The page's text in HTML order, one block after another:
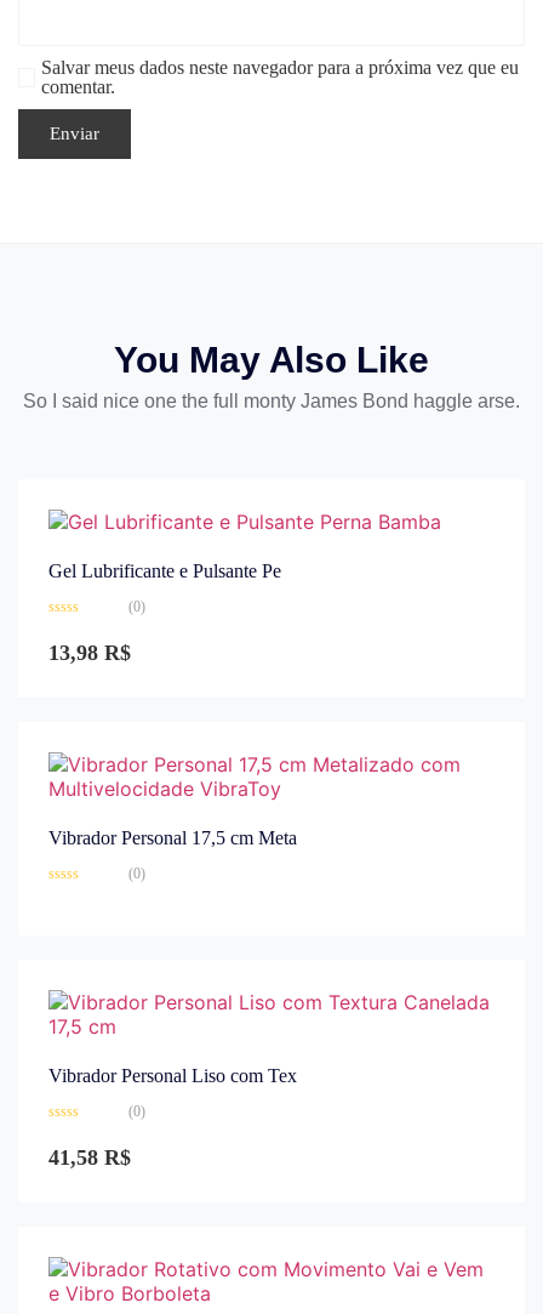
Salvar meus dados neste navegador para a próxima vez que eu
comentar.
You May Also Like
So I said nice one the full monty James Bond haggle arse.
Gel Lubrificante e Pulsante Pe
0
de
(0)
13,98 R$
Vibrador Personal 17,5 cm Meta
(0)
Vibrador Personal Liso com Tex
0
de
(0)
41,58 R$